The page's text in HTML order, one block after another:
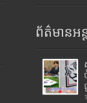
ព័ត៌មានអន្